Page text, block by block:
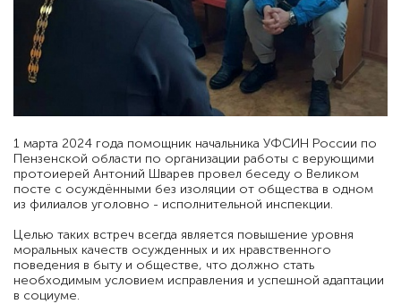
1 марта 2024 года помощник начальника УФСИН России по
Пензенской области по организации работы с верующими
протоиерей Антоний Шварев провел беседу о Великом
посте с осуждёнными без изоляции от общества в одном
из филиалов уголовно - исполнительной инспекции.
Целью таких встреч всегда является повышение уровня
моральных качеств осужденных и их нравственного
поведения в быту и обществе, что должно стать
необходимым условием исправления и успешной адаптации
в социуме.